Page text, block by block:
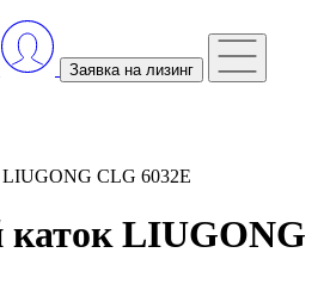
Заявка на лизинг
CLG 6032E
LIUGONG